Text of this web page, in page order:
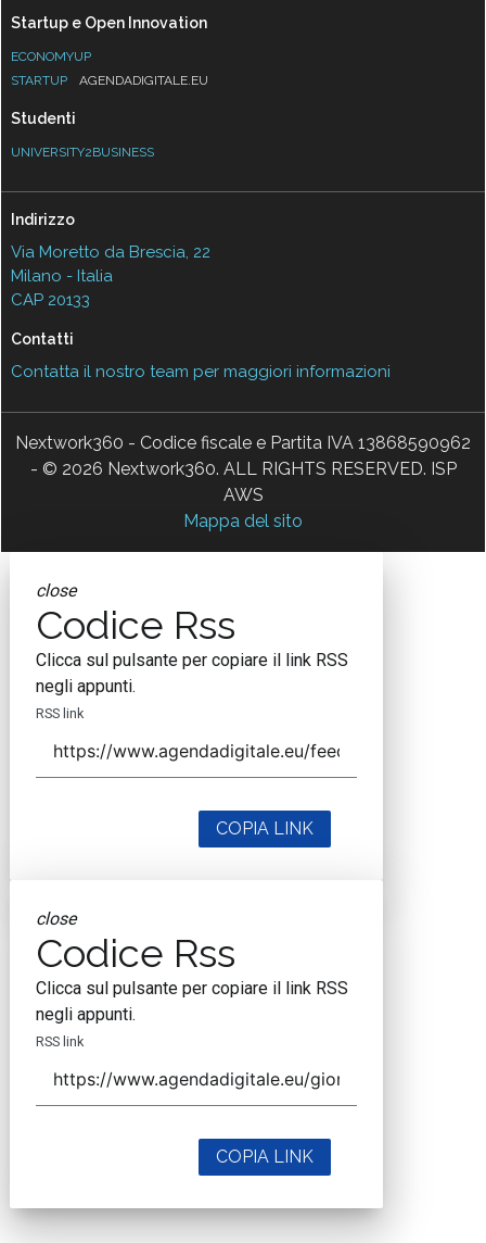
Startup e Open Innovation
ECONOMYUP
STARTUP
AGENDADIGITALE.EU
Studenti
UNIVERSITY2BUSINESS
Indirizzo
Via Moretto da Brescia, 22
Milano - Italia
CAP 20133
Contatti
Contatta il nostro team per maggiori informazioni
Nextwork360 - Codice fiscale e Partita IVA 13868590962
- © 2026 Nextwork360. ALL RIGHTS RESERVED. ISP
AWS
Mappa del sito
close
Codice Rss
Clicca sul pulsante per copiare il link RSS
negli appunti.
RSS link
COPIA LINK
close
Codice Rss
Clicca sul pulsante per copiare il link RSS
negli appunti.
RSS link
COPIA LINK